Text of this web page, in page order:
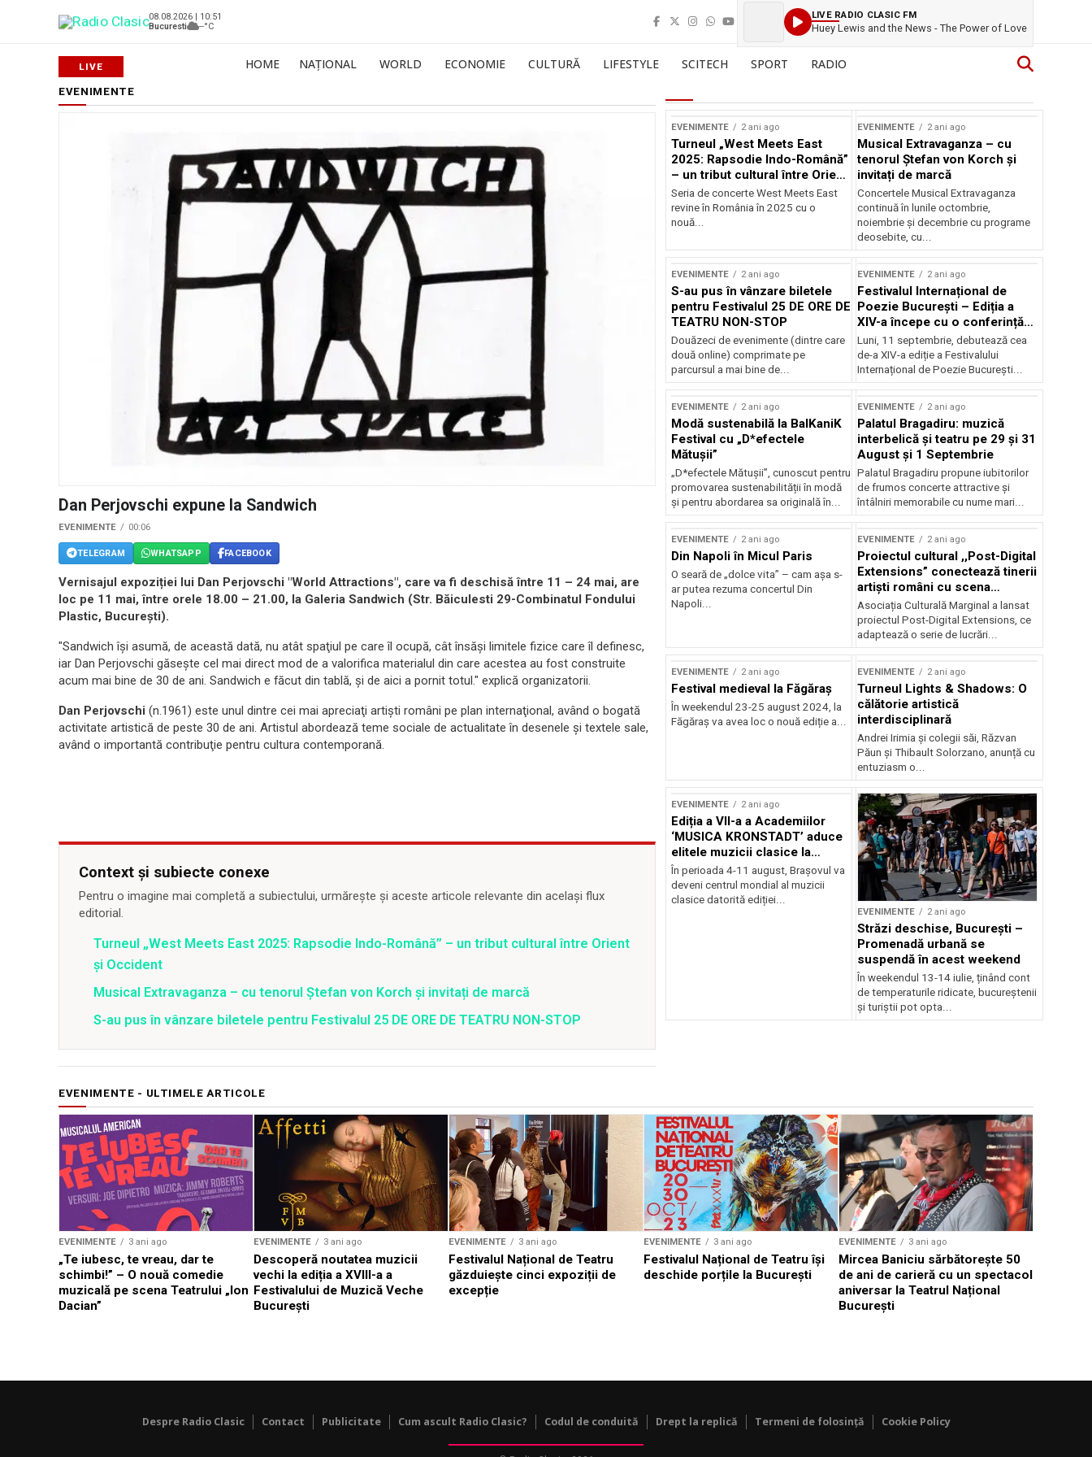
08.08.2026 | 10:51
Bucuresti
--°C
LIVE RADIO CLASIC FM
Huey Lewis and the News - The Power of Love
HOME NAȚIONAL WORLD ECONOMIE CULTURĂ LIFESTYLE SCITECH SPORT RADIO
EVENIMENTE
Dan Perjovschi expune la Sandwich
EVENIMENTE 00:06
TELEGRAM WHATSAPP FACEBOOK
Vernisajul expoziției lui Dan Perjovschi "World Attractions", care va fi deschisă între 11 – 24 mai, are
loc pe 11 mai, între orele 18.00 – 21.00, la Galeria Sandwich (​​Str. Băiculesti 29-Combinatul Fondului
Plastic, București).
"Sandwich îşi asumă, de această dată, nu atât spaţiul pe care îl ocupă, cât însăşi limitele fizice care îl definesc,
iar Dan Perjovschi găseşte cel mai direct mod de a valorifica materialul din care acestea au fost construite
acum mai bine de 30 de ani. Sandwich e făcut din tablă, şi de aici a pornit totul." explică organizatorii.
Dan Perjovschi (n.1961) este unul dintre cei mai apreciaţi artişti români pe plan internaţional, având o bogată
activitate artistică de peste 30 de ani. Artistul abordează teme sociale de actualitate în desenele şi textele sale,
având o importantă contribuţie pentru cultura contemporană.
Context și subiecte conexe
Pentru o imagine mai completă a subiectului, urmărește și aceste articole relevante din același flux
editorial.
Turneul „West Meets East 2025: Rapsodie Indo-Română” – un tribut cultural între Orient
și Occident
Musical Extravaganza – cu tenorul Ștefan von Korch și invitați de marcă
S-au pus în vânzare biletele pentru Festivalul 25 DE ORE DE TEATRU NON-STOP
EVENIMENTE 2 ani ago
Turneul „West Meets East
2025: Rapsodie Indo-Română”
– un tribut cultural între Orient
și Occident
Seria de concerte West Meets East
revine în România în 2025 cu o
nouă...
EVENIMENTE 2 ani ago
Musical Extravaganza – cu
tenorul Ștefan von Korch și
invitați de marcă
Concertele Musical Extravaganza
continuă în lunile octombrie,
noiembrie şi decembrie cu programe
deosebite, cu...
EVENIMENTE 2 ani ago
S-au pus în vânzare biletele
pentru Festivalul 25 DE ORE DE
TEATRU NON-STOP
Douăzeci de evenimente (dintre care
două online) comprimate pe
parcursul a mai bine de...
EVENIMENTE 2 ani ago
Festivalul Internațional de
Poezie București – Ediția a
XIV-a începe cu o conferință
despre limba română
susținută de Marco Lucchesi
Luni, 11 septembrie, debutează cea
de-a XIV-a ediție a Festivalului
Internațional de Poezie București...
EVENIMENTE 2 ani ago
Modă sustenabilă la BalKaniK
Festival cu „D*efectele
Mătușii”
„D*efectele Mătușii”, cunoscut pentru
promovarea sustenabilității în modă
și pentru abordarea sa originală în...
EVENIMENTE 2 ani ago
Palatul Bragadiru: muzică
interbelică şi teatru pe 29 şi 31
August şi 1 Septembrie
Palatul Bragadiru propune iubitorilor
de frumos concerte attractive şi
întâlniri memorabile cu nume mari...
EVENIMENTE 2 ani ago
Din Napoli în Micul Paris
O seară de „dolce vita” – cam așa s-
ar putea rezuma concertul Din
Napoli...
EVENIMENTE 2 ani ago
Proiectul cultural ,,Post-Digital
Extensions” conectează tinerii
artiști români cu scena
internațională
Asociația Culturală Marginal a lansat
proiectul Post-Digital Extensions, ce
adaptează o serie de lucrări...
EVENIMENTE 2 ani ago
Festival medieval la Făgăraș
În weekendul 23-25 august 2024, la
Făgăraș va avea loc o nouă ediție a...
EVENIMENTE 2 ani ago
Turneul Lights & Shadows: O
călătorie artistică
interdisciplinară
Andrei Irimia și colegii săi, Răzvan
Păun și Thibault Solorzano, anunță cu
entuziasm o...
EVENIMENTE 2 ani ago
Ediția a VII-a a Academiilor
‘MUSICA KRONSTADT’ aduce
elitele muzicii clasice la
Brașov
În perioada 4-11 august, Brașovul va
deveni centrul mondial al muzicii
clasice datorită ediției...
EVENIMENTE 2 ani ago
Străzi deschise, București –
Promenadă urbană se
suspendă în acest weekend
În weekendul 13-14 iulie, ținând cont
de temperaturile ridicate, bucureștenii
și turiștii pot opta...
EVENIMENTE - ULTIMELE ARTICOLE
EVENIMENTE 3 ani ago
„Te iubesc, te vreau, dar te
schimbi!” – O nouă comedie
muzicală pe scena Teatrului „Ion
Dacian”
EVENIMENTE 3 ani ago
Descoperă noutatea muzicii
vechi la ediția a XVIII-a a
Festivalului de Muzică Veche
București
EVENIMENTE 3 ani ago
Festivalul Național de Teatru
găzduiește cinci expoziții de
excepție
EVENIMENTE 3 ani ago
Festivalul Național de Teatru își
deschide porțile la București
EVENIMENTE 3 ani ago
Mircea Baniciu sărbătorește 50
de ani de carieră cu un spectacol
aniversar la Teatrul Național
București
Despre Radio Clasic Contact Publicitate Cum ascult Radio Clasic? Codul de conduită Drept la replică Termeni de folosință Cookie Policy